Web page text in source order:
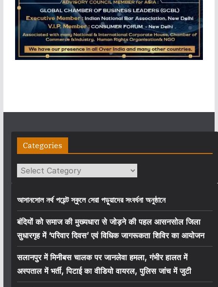
Categories
Categories
আসানসোল নর্থ পয়েন্ট স্কুলে সেরা পড়ুয়াদের সংবর্ধনা অনুষ্ঠানে
बंदियों को समाज की मुख्यधारा से जोड़ने की पहल आसनसोल जिला
सुधारगृह में ‘परिवार दिवस’ एवं विधिक जागरूकता शिविर का आयोजन
सलानपुर में मिनीबस चालक पर जानलेवा हमला, गंभीर हालत में
अस्पताल में भर्ती, पिटाई का वीडियो वायरल, पुलिस जांच में जुटी